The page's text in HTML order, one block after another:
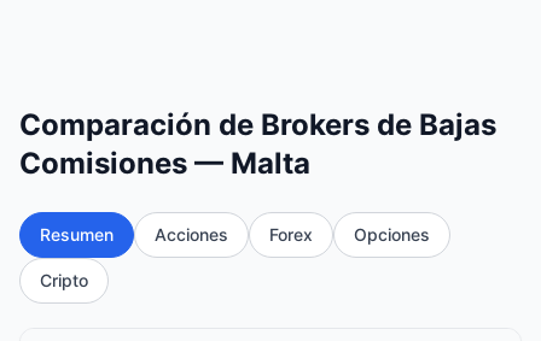
Comparación de Brokers de Bajas
Comisiones — Malta
Resumen Acciones Forex Opciones
Cripto